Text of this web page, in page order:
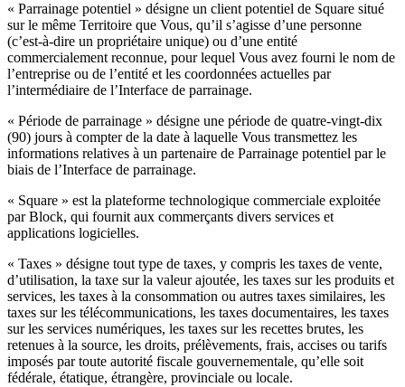
Plateforme d’applications
Blog
Avis
Journal des fonctionnalités
Feuille de route
Centre d'assistance
Communauté Square
Découvrir
Aperçu
Types
Cafés
Boulangeries
Restauration
Bars et brasseries
« Parrainage potentiel » désigne un client potentiel de Square situé
sur le même Territoire que Vous, qu’il s’agisse d’une personne
(c’est-à-dire un propriétaire unique) ou d’une entité
commercialement reconnue, pour lequel Vous avez fourni le nom de
l’entreprise ou de l’entité et les coordonnées actuelles par
l’intermédiaire de l’Interface de parrainage.
« Période de parrainage » désigne une période de quatre-vingt-dix
(90) jours à compter de la date à laquelle Vous transmettez les
informations relatives à un partenaire de Parrainage potentiel par le
biais de l’Interface de parrainage.
« Square » est la plateforme technologique commerciale exploitée
par Block, qui fournit aux commerçants divers services et
applications logicielles.
« Taxes » désigne tout type de taxes, y compris les taxes de vente,
d’utilisation, la taxe sur la valeur ajoutée, les taxes sur les produits et
services, les taxes à la consommation ou autres taxes similaires, les
taxes sur les télécommunications, les taxes documentaires, les taxes
sur les services numériques, les taxes sur les recettes brutes, les
retenues à la source, les droits, prélèvements, frais, accises ou tarifs
imposés par toute autorité fiscale gouvernementale, qu’elle soit
fédérale, étatique, étrangère, provinciale ou locale.